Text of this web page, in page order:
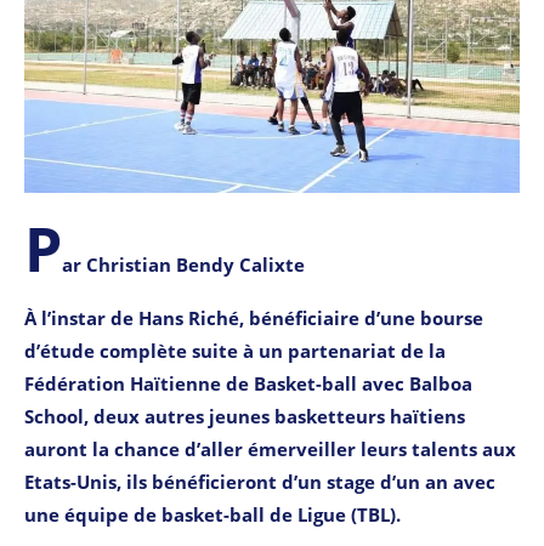
Par Christian Bendy Calixte
Àl’instar de Hans Riché, bénéficiaire d’une bourse
d’étude complète suite à un partenariat de la
Fédération Haïtienne de Basket-ball avec Balboa
School, deux autres jeunes basketteurs haïtiens
auront la chance d’aller émerveiller leurs talents aux
Etats-Unis, ils bénéficieront d’un stage d’un an avec
une équipe de basket-ball de Ligue (TBL).